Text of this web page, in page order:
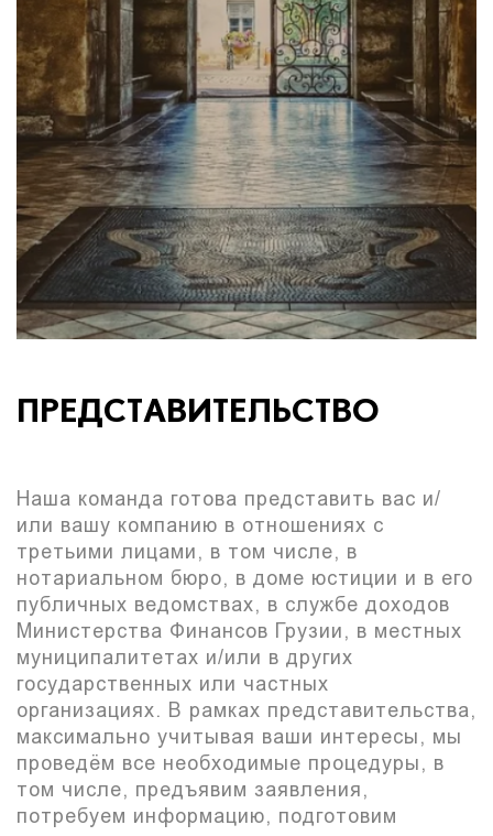
ПРЕДСТАВИТЕЛЬСТВО
Наша команда готова представить вас и/
или вашу компанию в отношениях с
третьими лицами, в том числе, в
нотариальном бюро, в доме юстиции и в его
публичных ведомствах, в службе доходов
Министерства Финансов Грузии, в местных
муниципалитетах и/или в других
государственных или частных
организациях. В рамках представительства,
максимально учитывая ваши интересы, мы
проведём все необходимые процедуры, в
том числе, предъявим заявления,
потребуем информацию, подготовим